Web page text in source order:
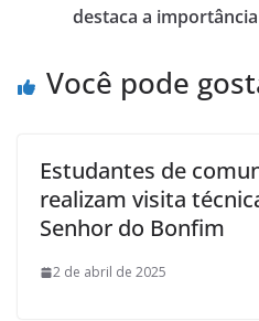
destaca a
Você pode
Estudantes de
realizam visita
Senhor do Bonfim
2 de abril de 2025